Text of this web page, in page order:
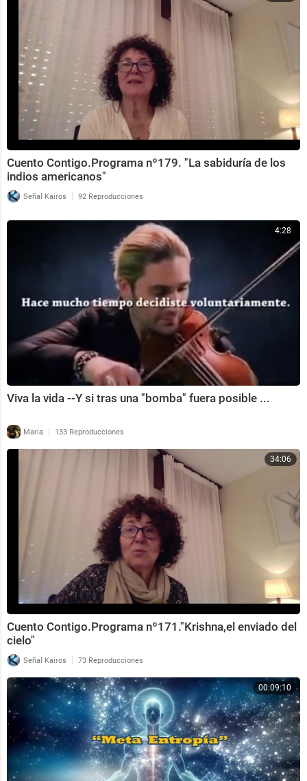
Cuento Contigo.Programa nº179. "La sabiduría de los
indios americanos"
Señal Kairos | 92 Reproducciones
4:28
Viva la vida --Y si tras una "bomba" fuera posible ...
Maria | 133 Reproducciones
34:06
Cuento Contigo.Programa nº171."Krishna,el enviado del
cielo"
Señal Kairos | 73 Reproducciones
00:09:10